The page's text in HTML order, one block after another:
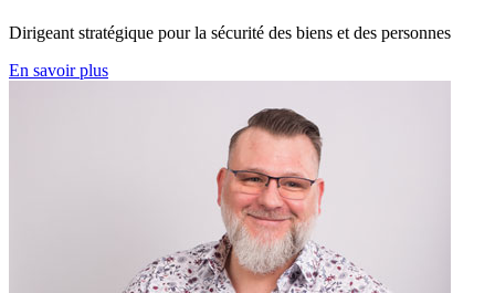
Dirigeant stratégique pour la sécurité des biens et des personnes
En savoir plus